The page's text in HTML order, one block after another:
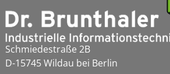
Schmiedestraße 2B
D-15745 Wildau bei Berlin